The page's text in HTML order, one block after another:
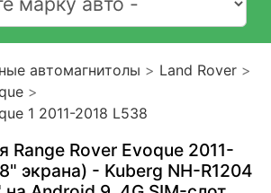
автомагнитолы
Land Rover
1 2011-2018 L538
Range Rover Evoque 2011-
экрана) - Kuberg NH-R1204